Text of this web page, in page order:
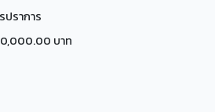
ราการ
บาท